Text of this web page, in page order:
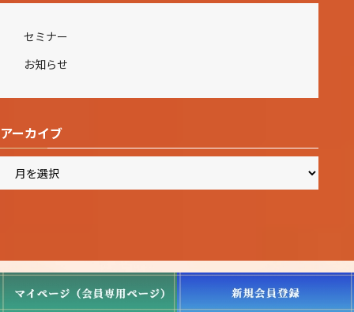
セミナー
お知らせ
アーカイブ
イ
ブ